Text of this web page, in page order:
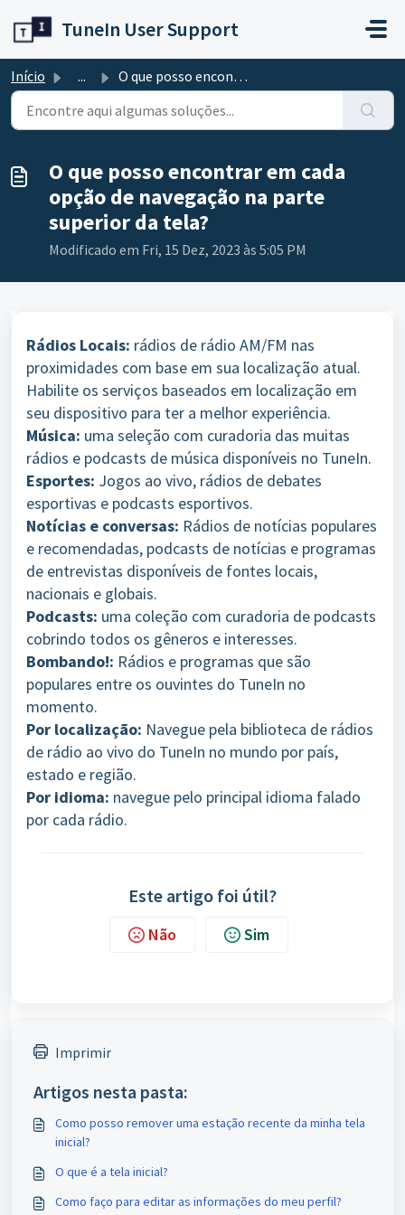
TuneIn User Support
Início ... O que posso encontrar em cada opção de navegação na parte...
O que posso encontrar em cada
opção de navegação na parte
superior da tela?
Modificado em Fri, 15 Dez, 2023 às 5:05 PM
Rádios Locais: rádios de rádio AM/FM nas
proximidades com base em sua localização atual.
Habilite os serviços baseados em localização em
seu dispositivo para ter a melhor experiência.
Música: uma seleção com curadoria das muitas
rádios e podcasts de música disponíveis no TuneIn.
Esportes: Jogos ao vivo, rádios de debates
esportivas e podcasts esportivos.
Notícias e conversas: Rádios de notícias populares
e recomendadas, podcasts de notícias e programas
de entrevistas disponíveis de fontes locais,
nacionais e globais.
Podcasts: uma coleção com curadoria de podcasts
cobrindo todos os gêneros e interesses.
Bombando!: Rádios e programas que são
populares entre os ouvintes do TuneIn no
momento.
Por localização: Navegue pela biblioteca de rádios
de rádio ao vivo do TuneIn no mundo por país,
estado e região.
Por idioma: navegue pelo principal idioma falado
por cada rádio.
Este artigo foi útil?
Não Sim
Imprimir
Artigos nesta pasta:
Como posso remover uma estação recente da minha tela
inicial?
O que é a tela inicial?
Como faço para editar as informações do meu perfil?